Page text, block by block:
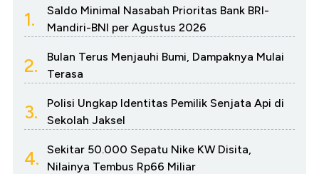
1.
Saldo Minimal Nasabah Prioritas Bank BRI-
Mandiri-BNI per Agustus 2026
2.
Bulan Terus Menjauhi Bumi, Dampaknya Mulai
Terasa
3.
Polisi Ungkap Identitas Pemilik Senjata Api di
Sekolah Jaksel
4.
Sekitar 50.000 Sepatu Nike KW Disita,
Nilainya Tembus Rp66 Miliar